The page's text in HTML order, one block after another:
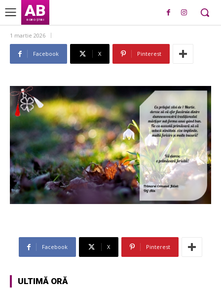
AB
ROBO ȘTIRI
1 martie 2026
Facebook X Pinterest
Facebook X Pinterest
ULTIMĂ ORĂ